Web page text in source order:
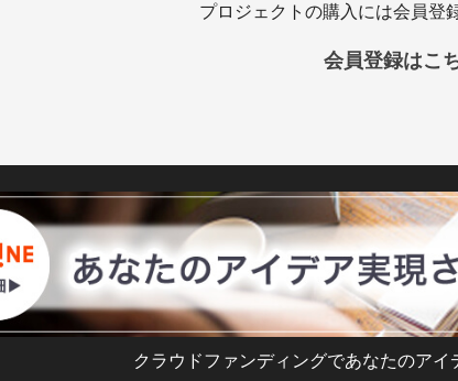
プロジェクトの購入には会員登
会員登録はこ
クラウドファンディングであなたのア